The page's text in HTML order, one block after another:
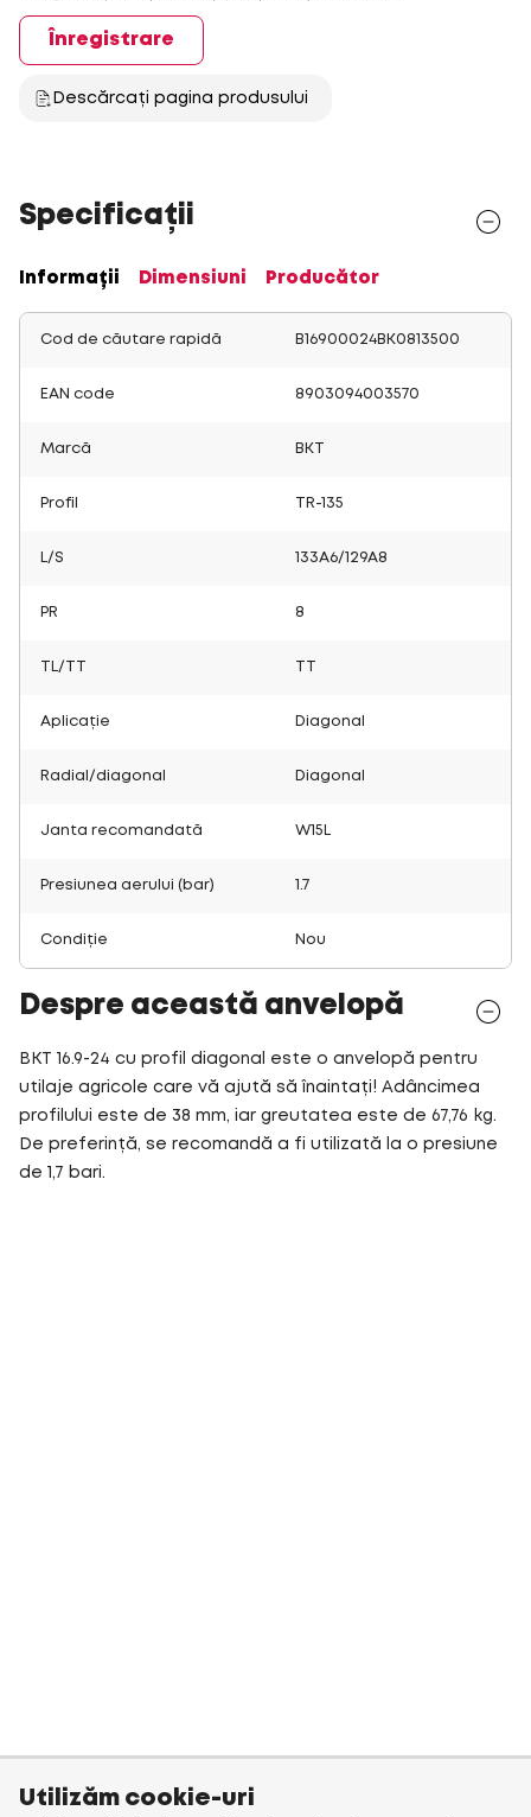
Înregistrare
Descărcați pagina produsului
Specificații
Informații Dimensiuni Producător
Cod de căutare rapidă B16900024BK0813500
EAN code 8903094003570
Marcă BKT
Profil TR-135
L/S 133A6/129A8
PR 8
TL/TT
Aplicație Diagonal
Radial/diagonal Diagonal
Janta recomandată W15L
Presiunea aerului (bar) 1.7
Condiție Nou
Despre această anvelopă
BKT 16.9-24 cu profil diagonal este o anvelopă pentru
utilaje agricole care vă ajută să înaintați! Adâncimea
profilului este de 38 mm, iar greutatea este de 67,76 kg.
De preferință, se recomandă a fi utilizată la o presiune
de 1,7 bari.
Utilizăm cookie-uri